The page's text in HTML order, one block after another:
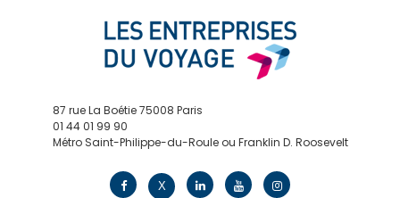
87 rue La Boétie 75008 Paris
01 44 01 99 90
Métro Saint-Philippe-du-Roule ou Franklin D. Roosevelt
X